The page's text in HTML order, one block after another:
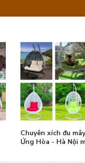
Chuyên xích đu
Ứng Hòa - Hà Nội